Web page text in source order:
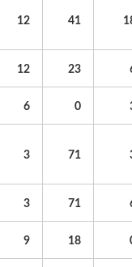
12 41
12 23
6 0
3 71
3 71
9 18